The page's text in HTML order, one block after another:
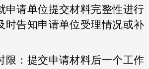
申请单位提交材料完整性进行
时告知申请单位受理情况或补
限：提交申请材料后一个工作